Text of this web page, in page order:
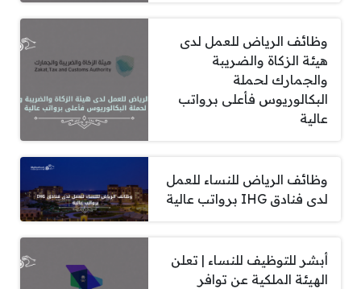
وظائف الرياض للعمل لدى
هيئة الزكاة والضريبة
والجمارك لحملة
البكالوريوس فأعلى برواتب
عالية
وظائف الرياض للنساء للعمل
لدى فنادق IHG برواتب عالية
أبشر للتوظيف للنساء | تعلن
الهيئة الملكية عن توافر